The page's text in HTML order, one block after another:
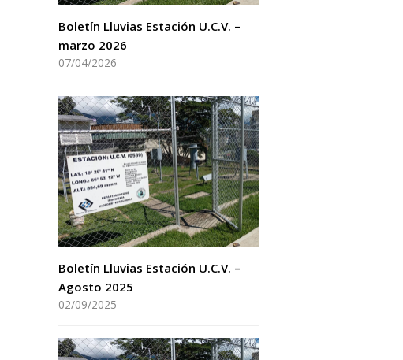
Boletín Lluvias Estación U.C.V. –
marzo 2026
07/04/2026
Boletín Lluvias Estación U.C.V. –
Agosto 2025
02/09/2025